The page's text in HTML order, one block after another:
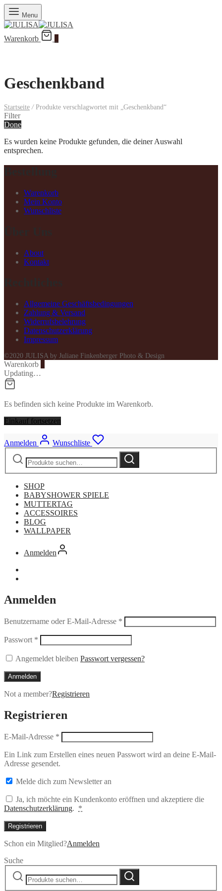
Menu
Warenkorb
Geschenkband
Startseite /Produkte verschlagwortet mit „Geschenkband“
Filter
Done
Es wurden keine Produkte gefunden, die deiner Auswahl
entsprechen.
Warenkorb
Mein Konto
Wunschliste
About
Kontakt
Allgemeine Geschäftsbedingungen
Zahlung & Versand
Widerrufsbelehrung
Datenschutzerklärung
Impressum
©2020 JULISA by Juliane Finkenberger Photo & Design
Warenkorb
Updating…
Es befinden sich keine Produkte im Warenkorb.
Einkauf fortsetzen
Anmelden
Wunschliste
Suche
nach:
Suche
SHOP
BABYSHOWER SPIELE
MUTTERTAG
ACCESSOIRES
BLOG
WALLPAPER
Anmelden
Anmelden
Benutzername oder E-Mail-Adresse *
Passwort *
Angemeldet bleiben Passwort vergessen?
Anmelden
Not a member?Registrieren
Registrieren
E-Mail-Adresse *
Ein Link zum Erstellen eines neuen Passwort wird an deine E-Mail-
Adresse gesendet.
Melde dich zum Newsletter an
Ja, ich möchte ein Kundenkonto eröffnen und akzeptiere die
Datenschutzerklärung. *
Registrieren
Schon ein Mitglied?Anmelden
Suche
Suche
nach:
Suche